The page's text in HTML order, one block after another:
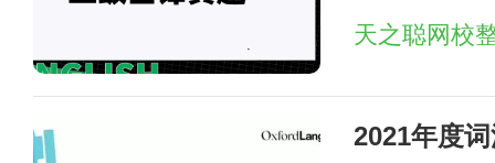
天之聪网校
2021年度